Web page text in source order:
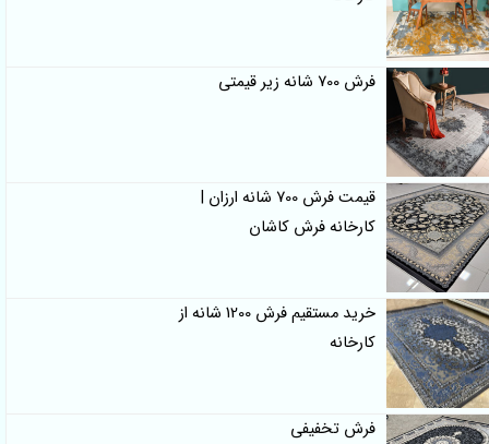
فرش 700 شانه زیر قیمتی
قیمت فرش 700 شانه ارزان |
کارخانه فرش کاشان
خرید مستقیم فرش 1200 شانه از
کارخانه
فرش تخفیفی